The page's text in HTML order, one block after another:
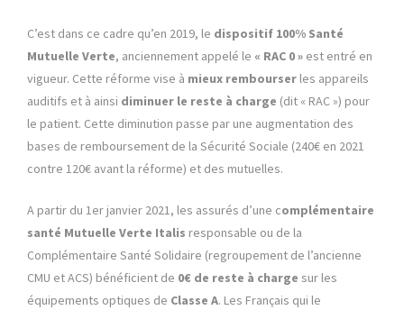
C’est dans ce cadre qu’en 2019, le dispositif 100% Santé
Mutuelle Verte, anciennement appelé le « RAC 0 » est entré en
vigueur. Cette réforme vise à mieux rembourser les appareils
auditifs et à ainsi diminuer le reste à charge (dit « RAC ») pour
le patient. Cette diminution passe par une augmentation des
bases de remboursement de la Sécurité Sociale (240€ en 2021
contre 120€ avant la réforme) et des mutuelles.
A partir du 1er janvier 2021, les assurés d’une complémentaire
santé Mutuelle Verte Italis responsable ou de la
Complémentaire Santé Solidaire (regroupement de l’ancienne
CMU et ACS) bénéficient de 0€ de reste à charge sur les
équipements optiques de Classe A. Les Français qui le